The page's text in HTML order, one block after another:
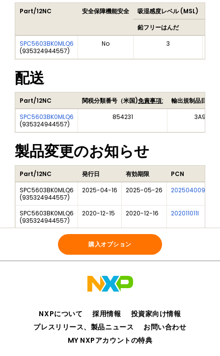
Part/12NC 安全保障機能安全 吸湿感度レベル (MSL)
鉛フリーはんだ
SPC5603BK0MLQ6
(935324944557)
No 3
配送
Part/12NC 関税分類番号（米国)免責事項:
輸出規制品目番
SPC5603BK0MLQ6
(935324944557)
854231 3A991A2
製品変更のお知らせ
Part/12NC 発行日 有効期限 PCN
SPC5603BK0MLQ6
(935324944557)
2025-04-16 2025-05-26 202504009I
SPC5603BK0MLQ6
(935324944557)
2020-12-15 2020-12-16 202011011I
SPC5603BK0MLQ6
935324944557
2018-01-15 2018-01-16
購入オプション
NXPについて 採用情報
投資家向け情報
プレスリリース、製品ニュース
お問い合わせ
MY NXPアカウントの特典